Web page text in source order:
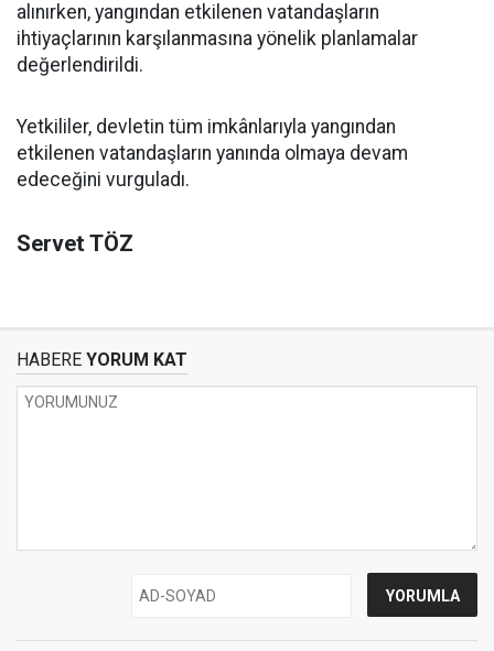
alınırken, yangından etkilenen vatandaşların
ihtiyaçlarının karşılanmasına yönelik planlamalar
değerlendirildi.
Yetkililer, devletin tüm imkânlarıyla yangından
etkilenen vatandaşların yanında olmaya devam
edeceğini vurguladı.
Servet TÖZ
HABERE YORUM KAT